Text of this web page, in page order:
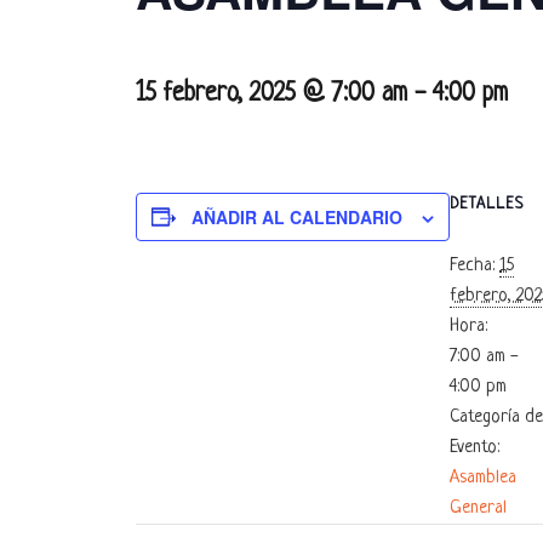
15 febrero, 2025 @ 7:00 am -4:00 pm
AÑADIR AL CALENDARIO
DETALLES
Fecha: 15
febrero,
Hora:
7:00 am -
4:00 pm
Categoría
Evento:
Asamblea
General